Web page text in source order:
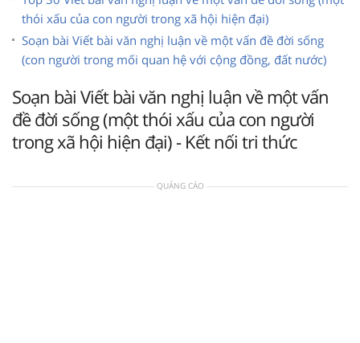
thói xấu của con người trong xã hội hiện đại)
Soạn bài Viết bài văn nghị luận về một vấn đề đời sống
(con người trong mối quan hệ với cộng đồng, đất nước)
Soạn bài Viết bài văn nghị luận về một vấn
đề đời sống (một thói xấu của con người
trong xã hội hiện đại) - Kết nối tri thức
QUẢNG CÁO